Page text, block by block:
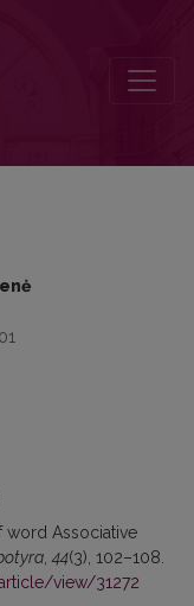
word Associative
,44(3), 102–108.
view/31272